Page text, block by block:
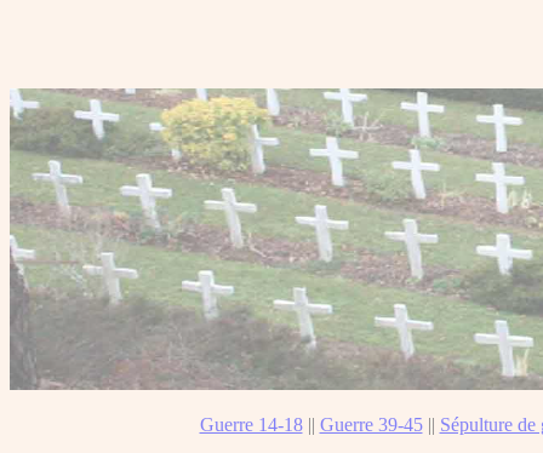
Guerre 14-18|| Guerre 39-45|| Sépulture de